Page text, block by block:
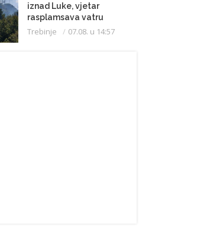
iznad Luke, vjetar
rasplamsava vatru
Trebinje 07.08. u 14:57